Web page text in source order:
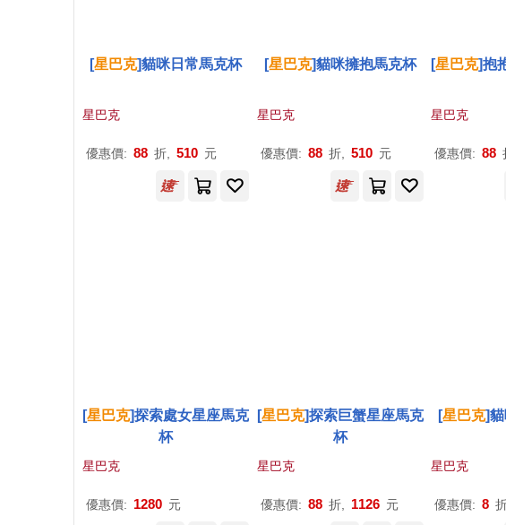
[星巴克]貓咪日常馬克杯
星巴克
優惠價: 88 折, 510 元
[星巴克]貓咪擁抱馬克杯
星巴克
優惠價: 88 折, 510 元
[星巴克]抱
星巴克
優惠價: 88
[星巴克]探索處女星座馬克
杯
星巴克
優惠價: 1280 元
[星巴克]探索巨蟹星座馬克
杯
星巴克
優惠價: 88 折, 1126 元
[星巴克]
星巴克
優惠價: 8